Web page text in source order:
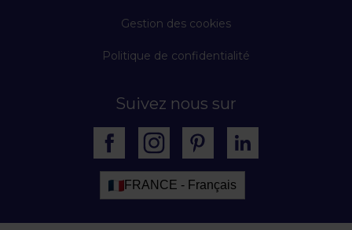
Gestion des cookies
Politique de confidentialité
Suivez nous sur
FRANCE - Français